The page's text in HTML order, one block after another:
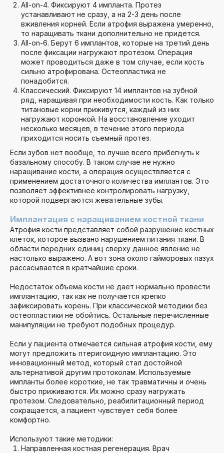
All-on-4. Фиксируют 4 импланта. Протез
устанавливают не сразу, а на 2-3 день после
вживления корней. Если атрофия выражена умеренно,
то наращивать ткани дополнительно не придется.
All-on-6. Берут 6 имплантов, которые на третий день
после фиксации нагружают протезом. Операция
может проводиться даже в том случае, если кость
сильно атрофирована. Остеопластика не
понадобится.
Классический. Фиксируют 14 имплантов на зубной
ряд, наращивая при необходимости кость. Как только
титановые корни приживутся, каждый из них
нагружают коронкой. На восстановление уходит
несколько месяцев, в течение этого периода
приходится носить съемный протез.
Если зубов нет вообще, то лучше всего прибегнуть к
базальному способу. В таком случае не нужно
наращивание кости, а операция осуществляется с
применением достаточного количества имплантов. Это
позволяет эффективнее контролировать нагрузку,
которой подвергаются жевательные зубы.
Имплантация с наращиванием костной ткани
Атрофия кости представляет собой разрушение костных
клеток, которое вызвано нарушением питания ткани. В
области передних единиц сверху данное явление не
настолько выражено. А вот зона около гайморовых пазух
рассасывается в кратчайшие сроки.
Недостаток объема кости не дает нормально провести
имплантацию, так как не получается крепко
зафиксировать корень. При классической методики без
остеопластики не обойтись. Остальные перечисленные
манипуляции не требуют подобных процедур.
Если у пациента отмечается сильная атрофия кости, ему
могут предложить птеригоидную имплантацию. Это
инновационный метод, который стал достойной
альтернативой другим протоколам. Используемые
импланты более короткие, не так травматичны и очень
быстро приживаются. Их можно сразу нагружать
протезом. Следовательно, реабилитационный период
сокращается, а пациент чувствует себя более
комфортно.
Используют такие методики:
Направленная костная регенерация. Врач